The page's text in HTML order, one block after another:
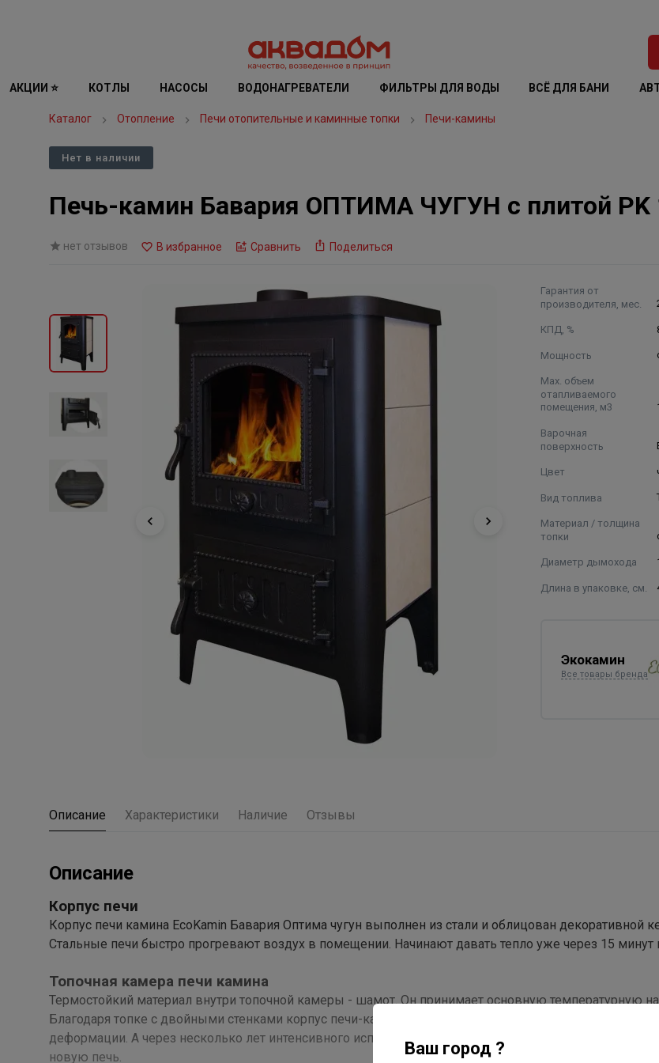
АКЦИИ ⭐ КОТЛЫ НАСОСЫ ВОДОНАГРЕВАТЕЛИ ФИЛЬТРЫ ДЛЯ ВОДЫ ВСЁ ДЛЯ БАНИ
Каталог Отопление Печи отопительные и каминные топки Печи-камины
Нет в наличии
Печь-камин Бавария ОПТИМА ЧУГУН с плитой PK
нет отзывов В избранное Сравнить Поделиться
Гарантия от
производителя, мес.
КПД, %
Мощность
Max. объем
отапливаемого
помещения, м3
Варочная
поверхность
Цвет
Вид топлива
Материал / толщина
топки
Диаметр дымохода
Длина в упаковке, см.
Экокамин
Все товары бренда
Описание Характеристики Наличие Отзывы
Описание
Корпус печи
Корпус печи камина EcoKamin Бавария Оптима чугун выполнен из стали и облицован декоративной
Стальные печи быстро прогревают воздух в помещении. Начинают давать тепло уже через 15 минут
Топочная камера печи камина
Термостойкий материал внутри топочной камеры - шамот. Он принимает основную температурную
Благодаря топке с двойными стенками корпус печи-камина EcoKamin Бавария Оптима чугун защищен
деформации. А через несколько лет интенсивного использования стенки можно заменить. И не
новую печь.
Ваш город ?